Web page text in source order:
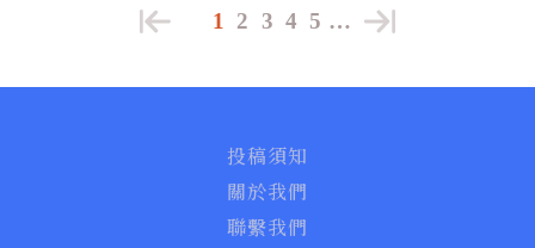
1 2 3 4 5 …
投稿須知
關於我們
聯繫我們